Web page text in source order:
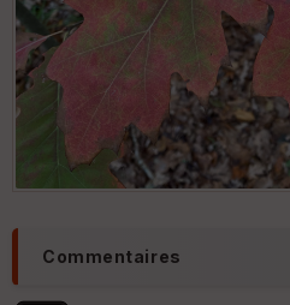
Commentaires